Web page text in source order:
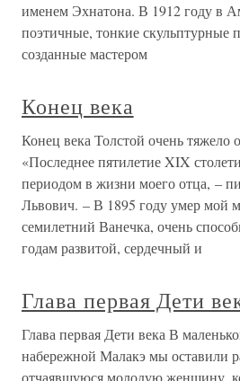
именем Эхнатона. В 1912 году в
поэтичные, тонкие скульптурные
созданные мастером
Конец века
Конец века Толстой очень тяжело
«Последнее пятилетие XIX
периодом в жизни моего отца, –
Львович. – В 1895 году умер мой
семилетний Ванечка, очень
годам развитой, сердечный и
Глава первая Дети
Глава первая Дети века В
набережной Малакэ мы оставили
отчаявшуюся молодую женщину,